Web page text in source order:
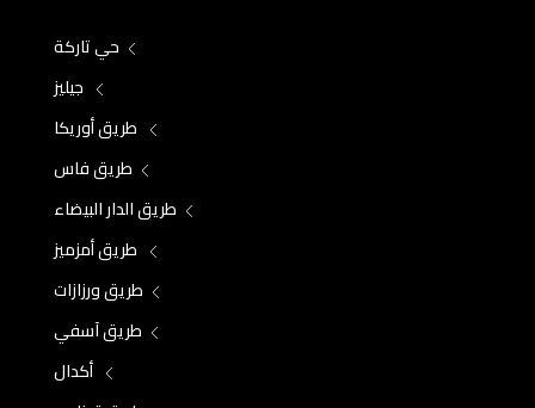
حي تاركة
جيليز
طريق أوريكا
طريق فاس
طريق الدار البيضاء
طريق أمزميز
طريق ورزازات
طريق آسفي
أكدال